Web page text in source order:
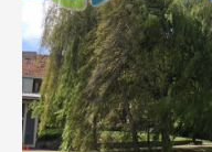
熱門搜尋：
護理 加拿大RO 任
Pathway